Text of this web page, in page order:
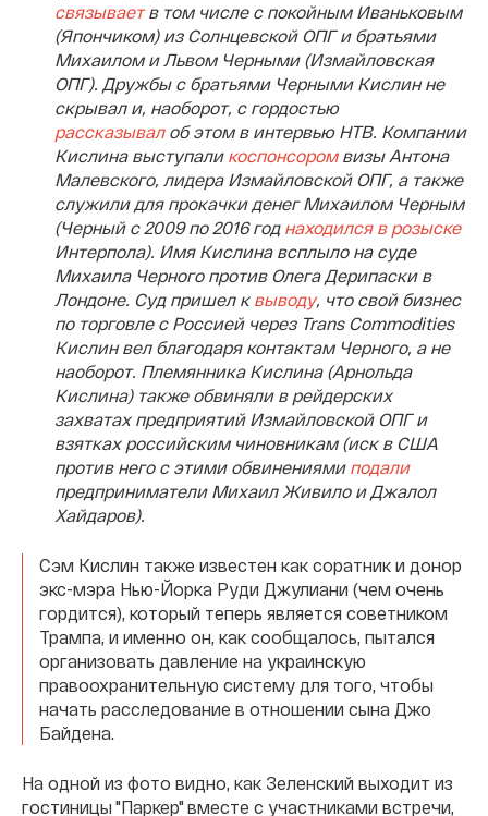
связываетв том числе с покойным Иваньковым
(Япончиком) из Солнцевской ОПГ и братьями
Михаилом и Львом Черными (Измайловская
ОПГ). Дружбы с братьями Черными Кислин не
скрывал и, наоборот, с гордостью
рассказывалоб этом в интервью НТВ. Компании
Кислина выступали коспонсоромвизы Антона
Малевского, лидера Измайловской ОПГ, а также
служили для прокачки денег Михаилом Черным
(Черный с 2009 по 2016 год находился в розыске
Интерпола). Имя Кислина всплыло на суде
Михаила Черного против Олега Дерипаски в
Лондоне. Суд пришел к выводу, что свой бизнес
по торговле с Россией через Trans Commodities
Кислин вел благодаря контактам Черного, а не
наоборот. Племянника Кислина (Арнольда
Кислина) также обвиняли в рейдерских
захватах предприятий Измайловской ОПГ и
взятках российским чиновникам (иск в США
против него с этими обвинениями подали
предприниматели Михаил Живило и Джалол
Хайдаров).
Сэм Кислин также известен как соратник и донор
экс-мэра Нью-Йорка Руди Джулиани (чем очень
гордится), который теперь является советником
Трампа, и именно он, как сообщалось, пытался
организовать давление на украинскую
правоохранительную систему для того, чтобы
начать расследование в отношении сына Джо
Байдена.
На одной из фото видно, как Зеленский выходит из
гостиницы "Паркер" вместе с участниками встречи,